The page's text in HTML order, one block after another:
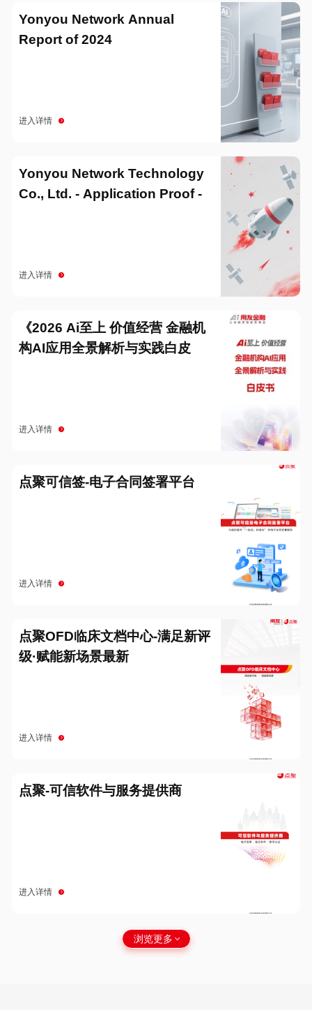
Yonyou Network Annual
Report of 2024
进入详情
Yonyou Network Technology
Co., Ltd. - Application Proof -
进入详情
《2026 Ai至上 价值经营 金融机
构AI应用全景解析与实践白皮
进入详情
点聚可信签-电子合同签署平台
进入详情
点聚OFD临床文档中心-满足新评
级·赋能新场景最新
进入详情
点聚-可信软件与服务提供商
进入详情
浏览更多